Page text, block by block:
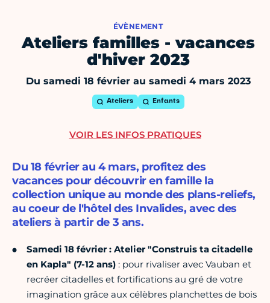
ÉVÈNEMENT
Ateliers familles - vacances
d'hiver 2023
Du samedi 18 février au samedi 4 mars 2023
Ateliers Enfants
Du 18 février au 4 mars, profitez des
vacances pour découvrir en famille la
collection unique au monde des plans-reliefs,
au coeur de l'hôtel des Invalides, avec des
ateliers à partir de 3 ans.
Samedi 18 février : Atelier "Construis ta citadelle
en Kapla" (7-12 ans) : pour rivaliser avec Vauban et
recréer citadelles et fortifications au gré de votre
imagination grâce aux célèbres planchettes de bois
VOIR LES INFOS PRATIQUES